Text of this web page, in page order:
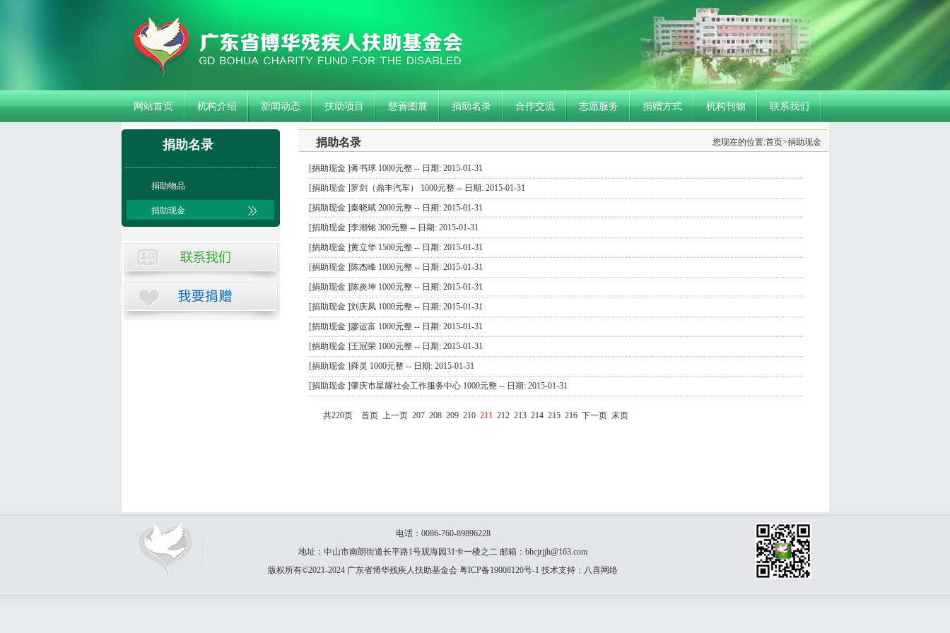
网站首页 机构介绍 新闻动态 扶助项目 慈善图展 捐助名录 合作交流 志愿服务 捐赠方式 机构刊物 联系我们
捐助名录
捐助物品
捐助现金
您现在的位置:首页>捐助现金
捐助名录
[捐助现金 ]蒋书球 1000元整 -- 日期: 2015-01-31
[捐助现金 ]罗剑（鼎丰汽车） 1000元整 -- 日期: 2015-01-31
[捐助现金 ]秦晓斌 2000元整 -- 日期: 2015-01-31
[捐助现金 ]李潮铭 300元整 -- 日期: 2015-01-31
[捐助现金 ]黄立华 1500元整 -- 日期: 2015-01-31
[捐助现金 ]陈杰峰 1000元整 -- 日期: 2015-01-31
[捐助现金 ]陈炎坤 1000元整 -- 日期: 2015-01-31
[捐助现金 ]刘庆凤 1000元整 -- 日期: 2015-01-31
[捐助现金 ]廖运富 1000元整 -- 日期: 2015-01-31
[捐助现金 ]王冠荣 1000元整 -- 日期: 2015-01-31
[捐助现金 ]舜灵 1000元整 -- 日期: 2015-01-31
[捐助现金 ]肇庆市星耀社会工作服务中心 1000元整 -- 日期: 2015-01-31
共220页 首页 上一页 207 208 209 210 211 212 213 214 215 216 下一页 末页
电话：0086-760-89896228
地址：中山市南朗街道长平路1号观海园31卡一楼之二 邮箱：bhcjrjjh@163.com
版权所有©2021-2024 广东省博华残疾人扶助基金会 粤ICP备19008120号-1 技术支持： 八喜网络